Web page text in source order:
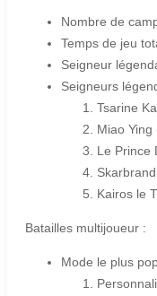
Nombre de
Temps de jeu
Seigneur
Seigneurs
Tsarine
Miao
Le Prince
Kairos le
Batailles multijoueur :
Mode le plus